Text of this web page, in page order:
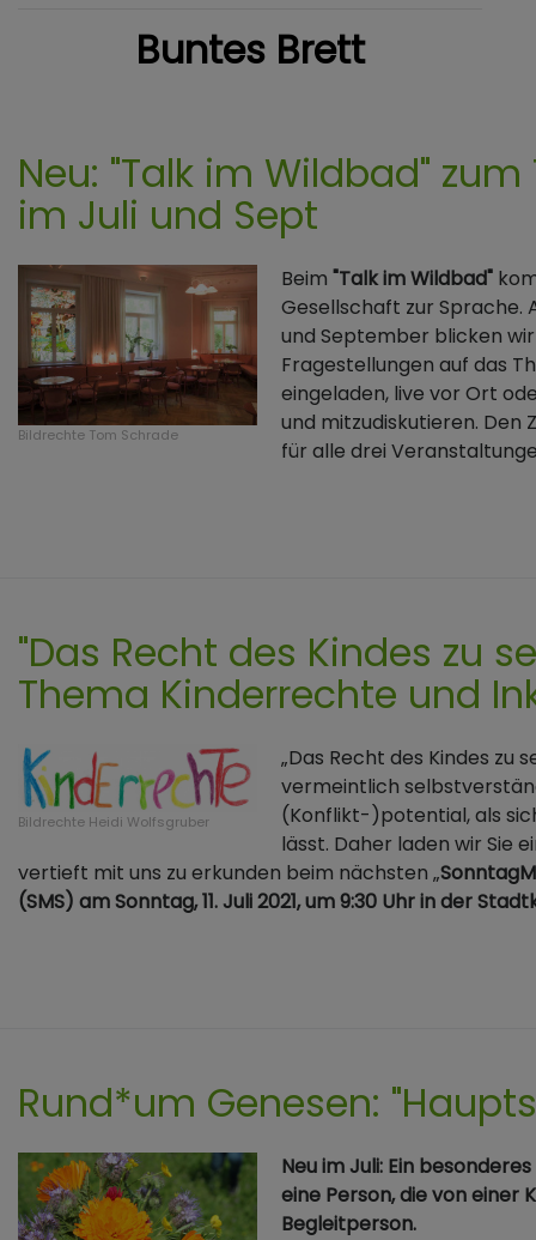
Buntes Brett
Neu: "Talk im Wildbad"
im Juli und Sept
Bildrechte Tom Schrade
Beim "Talk im Wildbad"
Gesellschaft zur Sprache.
und September blicken
Fragestellungen auf das
eingeladen, live vor Ort
und mitzudiskutieren. Den
für alle drei
"Das Recht des Kindes zu
Thema Kinderrechte und
Bildrechte Heidi Wolfsgruber
„Das Recht des Kindes zu
vermeintlich
(Konflikt-)potential, als
lässt. Daher laden wir Sie
vertieft mit uns zu erkunden beim nächsten „
(SMS) am Sonntag, 11. Juli 2021, um 9:30 Uhr in der
Rund*um Genesen:
Neu im Juli: Ein
eine Person, die von einer
Begleitperson.